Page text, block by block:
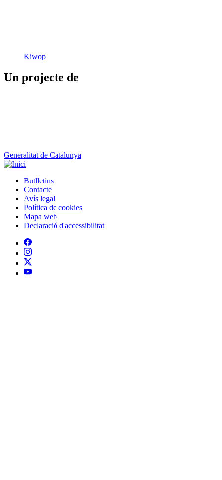
Kiwop
Un projecte de
Generalitat de Catalunya
Peu
Butlletins
Contacte
Avís legal
Política de cookies
Mapa web
Declaració d'accessibilitat